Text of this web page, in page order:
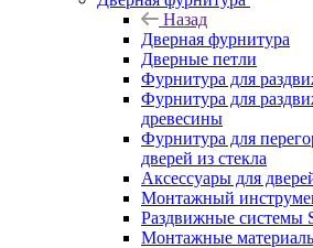
Назад
Дверная фурнитура
Дверные петли
Фурнитура для
Фурнитура для
древесины
Фурнитура для
дверей из стекла
Аксессуары для
Монтажный
Раздвижные системы
Монтажные